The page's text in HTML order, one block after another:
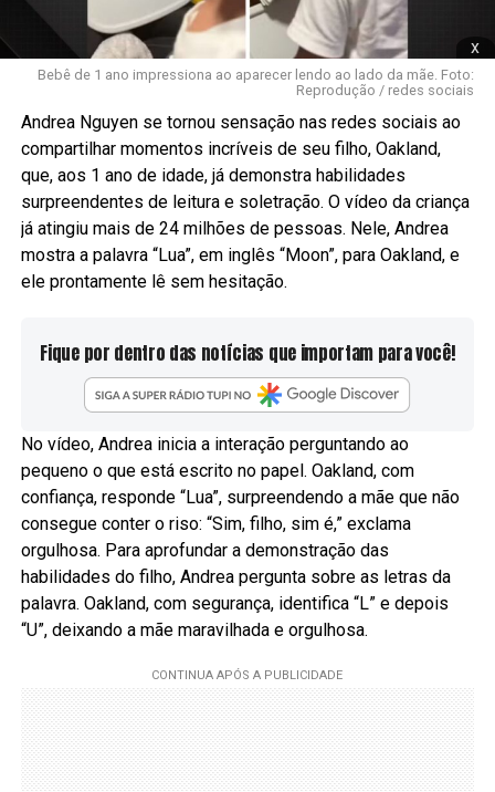
x
Bebê de 1 ano impressiona ao aparecer lendo ao lado da mãe. Foto:
Reprodução / redes sociais
Andrea Nguyen se tornou sensação nas redes sociais ao
compartilhar momentos incríveis de seu filho, Oakland,
que, aos 1 ano de idade, já demonstra habilidades
surpreendentes de leitura e soletração. O vídeo da criança
já atingiu mais de 24 milhões de pessoas. Nele, Andrea
mostra a palavra “Lua”, em inglês “Moon”, para Oakland, e
ele prontamente lê sem hesitação.
Fique por dentro das notícias que importam para você!
No vídeo, Andrea inicia a interação perguntando ao
pequeno o que está escrito no papel. Oakland, com
confiança, responde “Lua”, surpreendendo a mãe que não
consegue conter o riso: “Sim, filho, sim é,” exclama
orgulhosa. Para aprofundar a demonstração das
habilidades do filho, Andrea pergunta sobre as letras da
palavra. Oakland, com segurança, identifica “L” e depois
“U”, deixando a mãe maravilhada e orgulhosa.